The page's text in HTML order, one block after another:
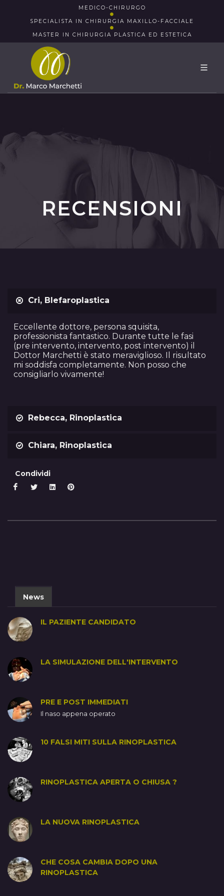
MEDICO-CHIRURGO
SPECIALISTA IN CHIRURGIA MAXILLO-FACCIALE
MASTER IN CHIRURGIA PLASTICA ED ESTETICA
RECENSIONI
Cri, Blefaroplastica
Eccellente dottore, persona squisita,
professionista fantastico. Durante tutte le fasi
(pre intervento, intervento, post intervento) il
Dottor Marchetti è stato meraviglioso. Il risultato
mi soddisfa completamente. Non posso che
consigliarlo vivamente!
Rebecca, Rinoplastica
Chiara, Rinoplastica
Condividi
News
IL PAZIENTE CANDIDATO
LA SIMULAZIONE DELL'INTERVENTO
PRE E POST IMMEDIATI
Il naso appena operato
10 FALSI MITI SULLA RINOPLASTICA
RINOPLASTICA APERTA O CHIUSA ?
LA NUOVA RINOPLASTICA
CHE COSA CAMBIA DOPO UNA
RINOPLASTICA